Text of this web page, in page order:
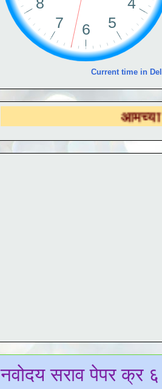
Current time in
DS
नवोदय सराव पेपर क्र ६